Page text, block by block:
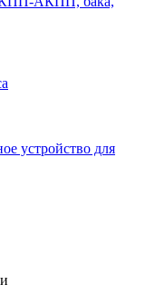
устройство для